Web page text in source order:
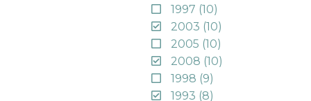
1997 (10)
2003 (10)
2005 (10)
2008 (10)
1998 (9)
1993 (8)